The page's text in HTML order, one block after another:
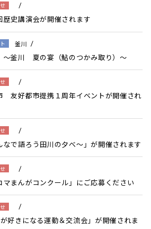
史講演会が開催されます
釜川
釜川 夏の宴（鮎のつかみ取り）〜
友好都市提携１周年イベントが開催され
なで語ろう田川の夕べ～」が開催されます
マまんがコンクール」にご応募ください
好きになる運動＆交流会」が開催されま